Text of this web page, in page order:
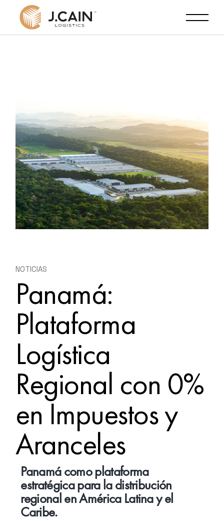
NOTICIAS
Panamá:
Plataforma
Logística
Regional con 0%
en Impuestos y
Aranceles
Panamá como plataforma
estratégica para la distribución
regional en América Latina y el
Caribe.